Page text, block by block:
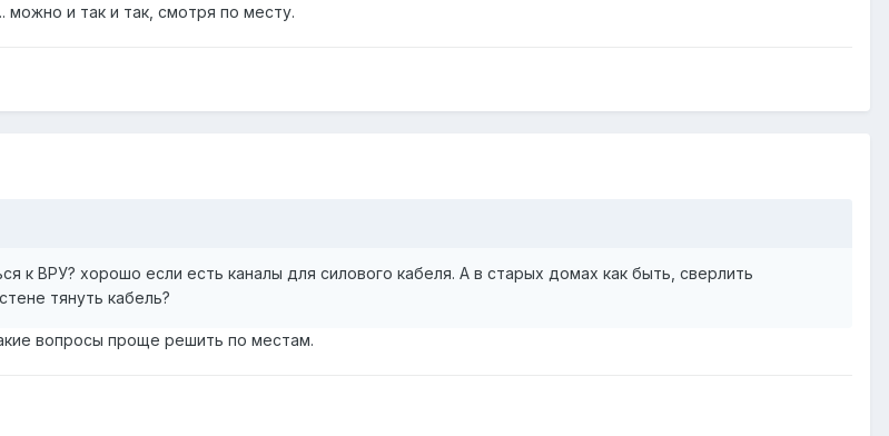
можно и так и так, смотря по месту.
к ВРУ? хорошо если есть каналы для силового кабеля. А в старых домах как быть, сверлить
тянуть кабель?
вопросы проще решить по местам.